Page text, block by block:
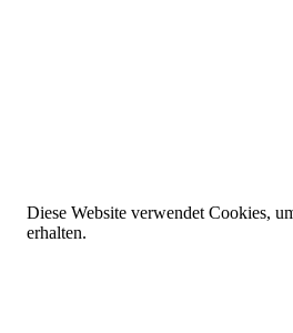
Diese Website verwendet Cookies,
erhalten.